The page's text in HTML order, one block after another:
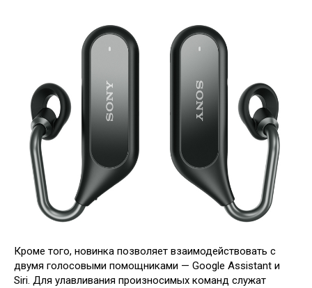
Кроме того, новинка позволяет взаимодействовать с
двумя голосовыми помощниками — Google Assistant и
Siri. Для улавливания произносимых команд служат